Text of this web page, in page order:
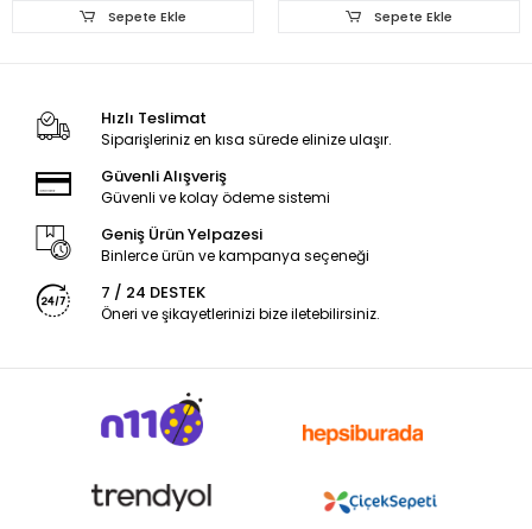
Sepete Ekle Sepete Ekle
Hızlı Teslimat
Siparişleriniz en kısa sürede elinize ulaşır.
Güvenli Alışveriş
Güvenli ve kolay ödeme sistemi
Geniş Ürün Yelpazesi
Binlerce ürün ve kampanya seçeneği
7 / 24 DESTEK
Öneri ve şikayetlerinizi bize iletebilirsiniz.